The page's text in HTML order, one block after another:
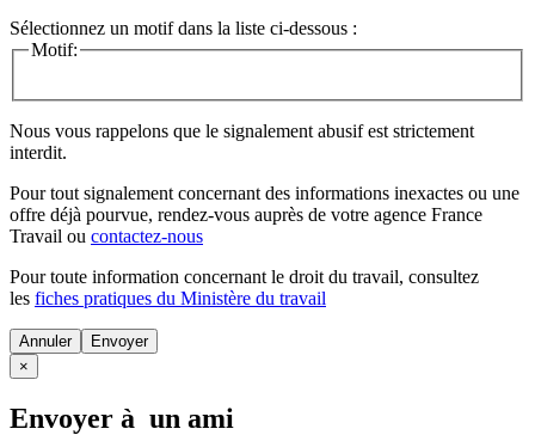
Sélectionnez un motif dans la liste ci-dessous :
Motif:
Nous vous rappelons que le signalement abusif est strictement
interdit.
Pour tout signalement concernant des informations inexactes ou une
offre déjà pourvue, rendez-vous auprès de votre agence France
Travail ou contactez-nous
Pour toute information concernant le droit du travail, consultez
les fiches pratiques du Ministère du travail
Annuler
×
Envoyer à un ami